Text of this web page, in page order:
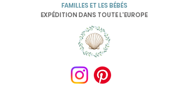
FAMILLES ET LES BÉBÉS
EXPÉDITION DANS TOUTE L'EUROPE